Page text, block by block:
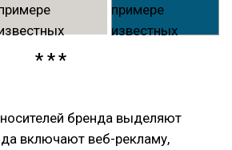
бренда выделяют
включают веб-рекламу,